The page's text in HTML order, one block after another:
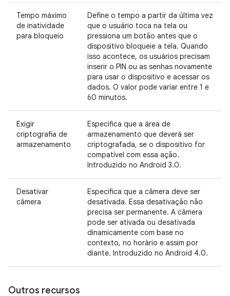
Tempo máximo
de inatividade
para bloqueio
Define o tempo a partir da última vez
que o usuário toca na tela ou
pressiona um botão antes que o
dispositivo bloqueie a tela. Quando
isso acontece, os usuários precisam
inserir o PIN ou as senhas novamente
para usar o dispositivo e acessar os
dados. O valor pode variar entre 1 e
60 minutos.
Exigir
criptografia de
armazenamento
Especifica que a área de
armazenamento que deverá ser
criptografada, se o dispositivo for
compatível com essa ação.
Introduzido no Android 3.0.
Desativar
câmera
Especifica que a câmera deve ser
desativada. Essa desativação não
precisa ser permanente. A câmera
pode ser ativada ou desativada
dinamicamente com base no
contexto, no horário e assim por
diante. Introduzido no Android 4.0.
Outros recursos